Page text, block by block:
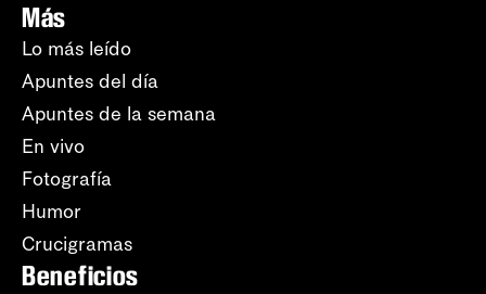
Más
Lo más leído
Apuntes del día
Apuntes de la semana
En vivo
Fotografía
Humor
Crucigramas
Beneficios